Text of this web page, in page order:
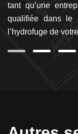
tant qu’une
qualifiée dans le
l’hydrofuge de